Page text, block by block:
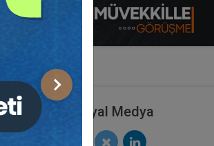
Sonraki
Müvekkille Görüşme Video
Eğitimi
Sosyal Medya